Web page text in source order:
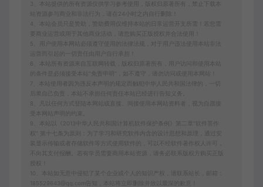
3、本站提供的所有资源仅供学习参考使用，版权归原著所有，禁止下载本
站资源参与商业和非法行为，请在24小时之内自行删除！
4、本站会员只是赞助，赞助费用仅维持本站的日常运营开支所需！若您需
要商业运营或用于其他商业活动，请您购买正版授权并合法使用！
5、用户使用本网站必须遵守使用的法律法规，对于用户违法使用本站非法
6、本站所有资源来自互联网转载，版权归原著所有，用户访问和使用本站
的条件是必须接受本站“免责申明”，如不遵守，请勿访问或使用本网站！
7、本站使用者因为违反本声明的规定而触犯中华人民共和国法律的，一切
后果自己负责，本站不承担任何责任本站已经进行告知义务。
8、凡以任何方式登陆本网站或直接、间接使用本网站资料者，视为自愿接
受本网站声明的约束。
9、本站以《2013中华人民共和国计算机软件保护条例》第二章"软件菩作
权” 第十七条为原则：为了学习和研究软件内含的设计思想和原理，通过安
装显示传输或者存储软件等方式使用软件的，可以不经软件著作权人许可，
不向其支付报酬。若有学员需要商用本站资源，请务必联系版权方购买正版
10、本站如无意中侵犯了某个企业或个人的知识产权，请联系站长，邮箱：
185529643@qq.com告知，本站将立即删除并致以最深的歉意！